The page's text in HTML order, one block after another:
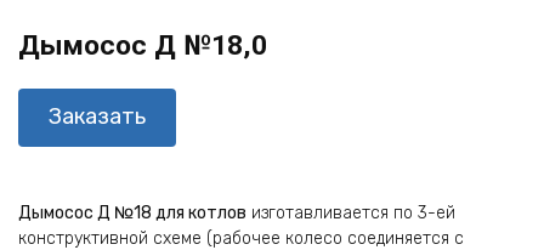
Дымосос Д №18,0
Заказать
Дымосос Д №18 для котлов изготавливается по 3-ей
конструктивной схеме (рабочее колесо соединяется с